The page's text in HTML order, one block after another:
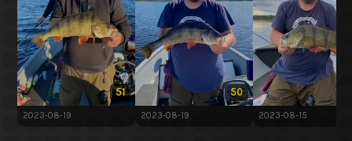
51
2023-08-19
50
2023-08-19 2023-08-15